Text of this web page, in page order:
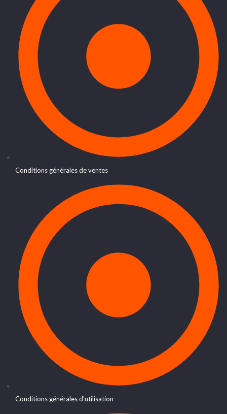
Conditions générales de ventes
Conditions générales d'utilisation